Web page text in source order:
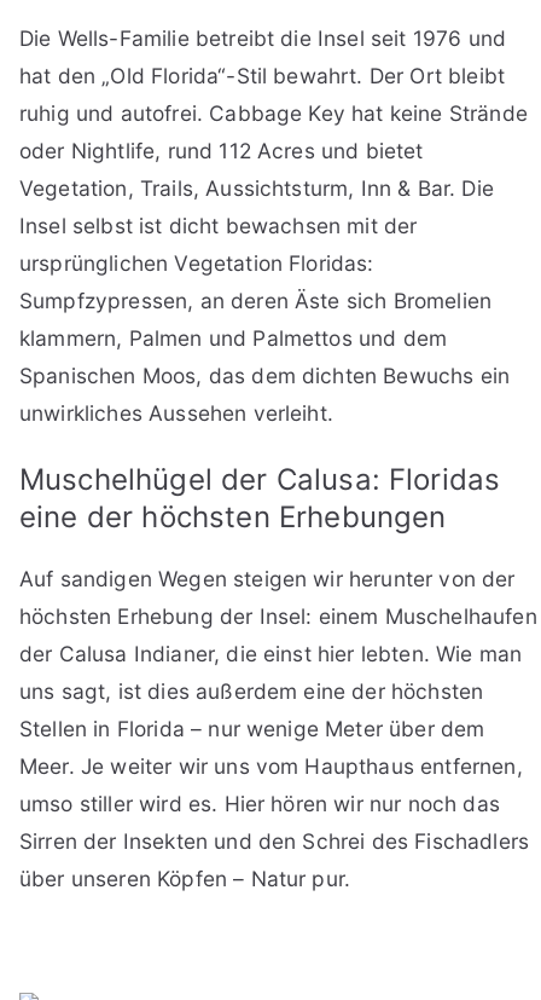
Die Wells-Familie betreibt die Insel seit 1976 und
hat den „Old Florida“-Stil bewahrt. Der Ort bleibt
ruhig und autofrei. Cabbage Key hat keine Strände
oder Nightlife, rund 112 Acres und bietet
Vegetation, Trails, Aussichtsturm, Inn & Bar. Die
Insel selbst ist dicht bewachsen mit der
ursprünglichen Vegetation Floridas:
Sumpfzypressen, an deren Äste sich Bromelien
klammern, Palmen und Palmettos und dem
Spanischen Moos, das dem dichten Bewuchs ein
unwirkliches Aussehen verleiht.
Muschelhügel der Calusa: Floridas
eine der höchsten Erhebungen
Auf sandigen Wegen steigen wir herunter von der
höchsten Erhebung der Insel: einem Muschelhaufen
der Calusa Indianer, die einst hier lebten. Wie man
uns sagt, ist dies außerdem eine der höchsten
Stellen in Florida – nur wenige Meter über dem
Meer. Je weiter wir uns vom Haupthaus entfernen,
umso stiller wird es. Hier hören wir nur noch das
Sirren der Insekten und den Schrei des Fischadlers
über unseren Köpfen – Natur pur.